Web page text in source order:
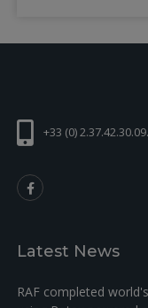
+33 (0) 2.37.42.30.09.
Latest News
RAF completed